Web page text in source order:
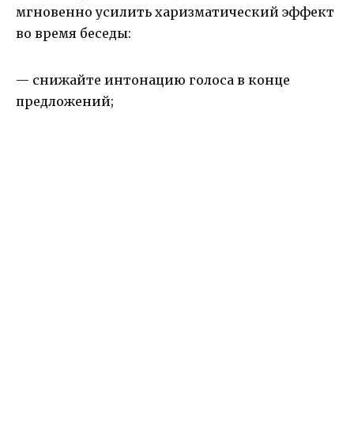
мгновенно усилить харизматический эффект
во время беседы:
— снижайте интонацию голоса в конце
предложений;